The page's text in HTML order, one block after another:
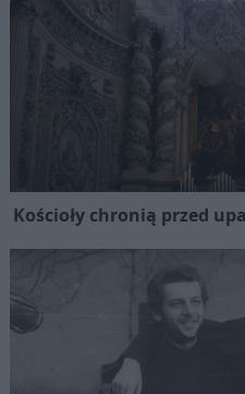
Kościoły chronią przed